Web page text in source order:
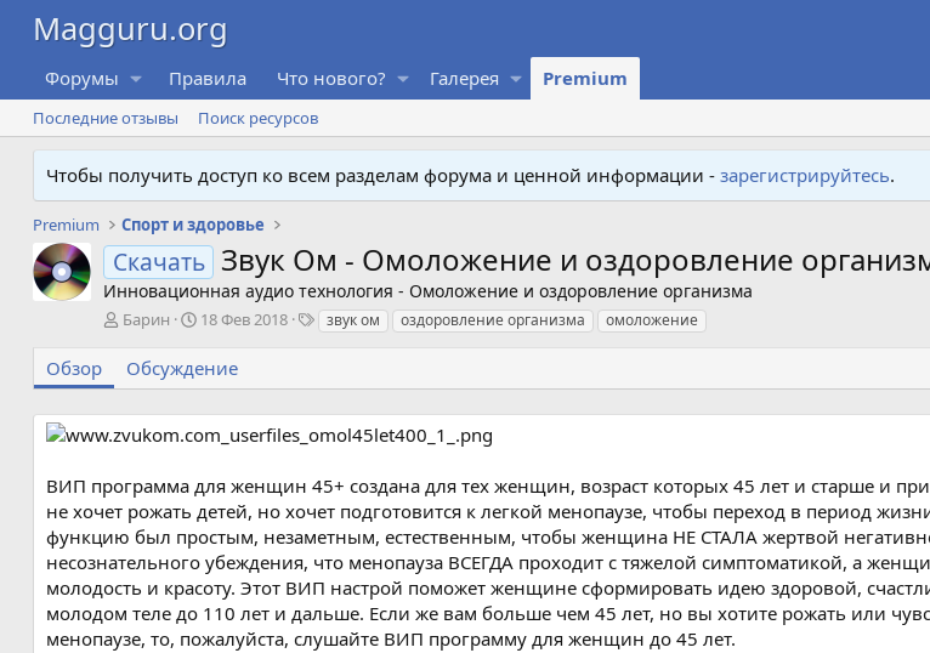
Форумы Правила Что нового? Галерея Premium
Последние отзывы Поиск ресурсов
Чтобы получить доступ ко всем разделам форума и ценной информации - зарегистрируйтесь.
Premium Спорт и здоровье
Скачать Звук Ом - Омоложение и оздоровление
Инновационная аудио технология - Омоложение и оздоровление организма
А
т
о
Барин
Д
т
а
о
а
н
и
я
18 Фев 2018
Т
и
звук ом оздоровление организма омоложение
Обзор Обсуждение
ВИП программа для женщин 45+ создана для тех женщин, возраст которых 45 лет и старше и
не хочет рожать детей, но хочет подготовится к легкой менопаузе, чтобы переход в период
функцию был простым, незаметным, естественным, чтобы женщина НЕ СТАЛА жертвой
несознательного убеждения, что менопауза ВСЕГДА проходит с тяжелой симптоматикой, а
молодость и красоту. Этот ВИП настрой поможет женщине сформировать идею здоровой,
молодом теле до 110 лет и дальше. Если же вам больше чем 45 лет, но вы хотите рожать или
менопаузе, то, пожалуйста, слушайте ВИП программу для женщин до 45 лет.